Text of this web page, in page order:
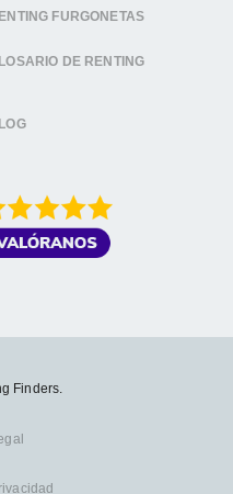
FURGONETAS
DE RENTING
Finders.